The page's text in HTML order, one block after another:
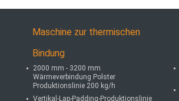
Maschine zur thermischen
Bindung
2000 mm - 3200 mm
Wärmeverbindung Polster
Produktionslinie 200 kg/h
Vertikal-Lap-Padding-Produktionslinie